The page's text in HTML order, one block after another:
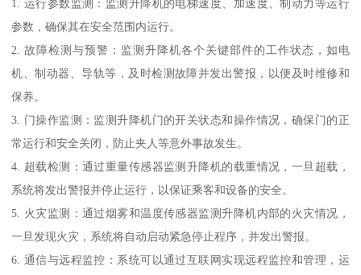
1. 运行参数监测：监测升降机的电梯速度、加速度、制动力等运行
参数，确保其在安全范围内运行。
2. 故障检测与预警：监测升降机各个关键部件的工作状态，如电
机、制动器、导轨等，及时检测故障并发出警报，以便及时维修和
保养。
3. 门操作监测：监测升降机门的开关状态和操作情况，确保门的正
常运行和安全关闭，防止夹人等意外事故发生。
4. 超载检测：通过重量传感器监测升降机的载重情况，一旦超载，
系统将发出警报并停止运行，以保证乘客和设备的安全。
5. 火灾监测：通过烟雾和温度传感器监测升降机内部的火灾情况，
一旦发现火灾，系统将自动启动紧急停止程序，并发出警报。
6. 通信与远程监控：系统可以通过互联网实现远程监控和管理，运